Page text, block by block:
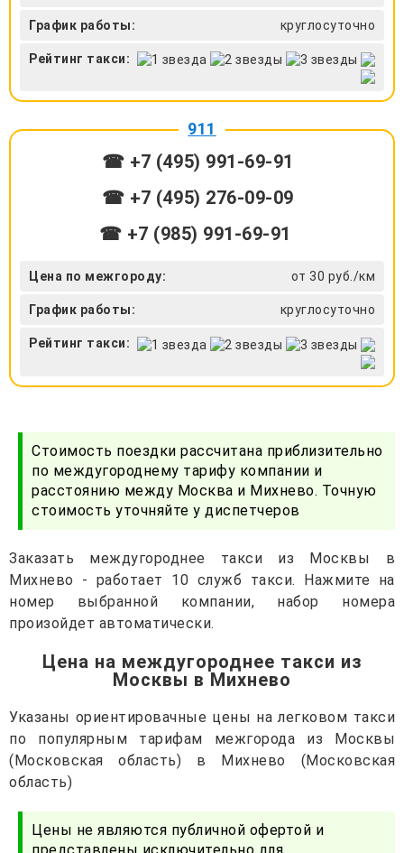
График работы: круглосуточно
Рейтинг такси:
911
☎ +7 (495) 991-69-91
☎ +7 (495) 276-09-09
☎ +7 (985) 991-69-91
Цена по межгороду: от 30 руб./км
График работы: круглосуточно
Рейтинг такси:
Стоимость поездки рассчитана приблизительно
по междугороднему тарифу компании и
расстоянию между Москва и Михнево. Точную
стоимость уточняйте у диспетчеров
Заказать междугороднее такси из Москвы в
Михнево - работает 10 служб такси. Нажмите на
номер выбранной компании, набор номера
произойдет автоматически.
Цена на междугороднее такси из
Москвы в Михнево
Указаны ориентировачные цены на легковом такси
по популярным тарифам межгорода из Москвы
(Московская область) в Михнево (Московская
область)
Цены не являются публичной офертой и